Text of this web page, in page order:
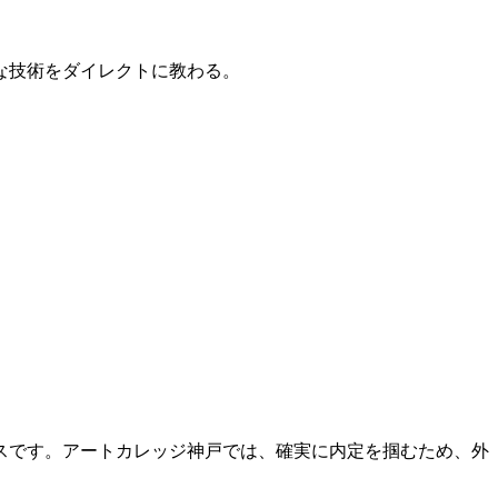
術をダイレクトに教わる。
す。アートカレッジ神戸では、確実に内定を掴むため、外